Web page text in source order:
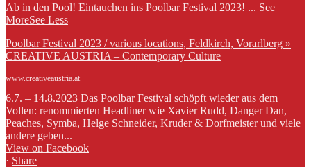
Ab in den Pool! Eintauchen ins Poolbar Festival 2023! ... See
MoreSee Less
Poolbar Festival 2023 / various locations, Feldkirch, Vorarlberg »
CREATIVE AUSTRIA – Contemporary Culture
www.creativeaustria.at
6.7. – 14.8.2023 Das Poolbar Festival schöpft wieder aus dem
Vollen: renommierten Headliner wie Xavier Rudd, Danger Dan,
Peaches, Symba, Helge Schneider, Kruder & Dorfmeister und viele
andere geben...
View on Facebook
· Share